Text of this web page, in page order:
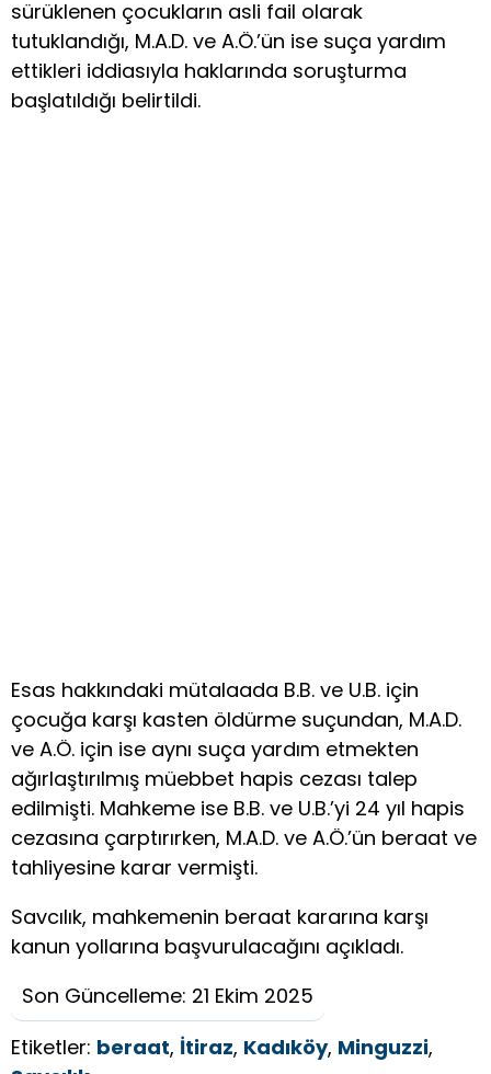
sürüklenen çocukların asli fail olarak
tutuklandığı, M.A.D. ve A.Ö.’ün ise suça yardım
ettikleri iddiasıyla haklarında soruşturma
başlatıldığı belirtildi.
Esas hakkındaki mütalaada B.B. ve U.B. için
çocuğa karşı kasten öldürme suçundan, M.A.D.
ve A.Ö. için ise aynı suça yardım etmekten
ağırlaştırılmış müebbet hapis cezası talep
edilmişti. Mahkeme ise B.B. ve U.B.’yi 24 yıl hapis
cezasına çarptırırken, M.A.D. ve A.Ö.’ün beraat ve
tahliyesine karar vermişti.
Savcılık, mahkemenin beraat kararına karşı
kanun yollarına başvurulacağını açıkladı.
Son Güncelleme: 21 Ekim 2025
Etiketler: beraat, İtiraz, Kadıköy, Minguzzi,